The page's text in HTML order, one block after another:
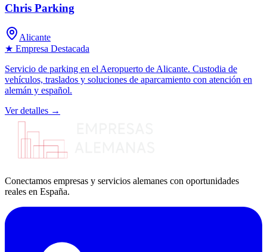
Chris Parking
Alicante
★ Empresa Destacada
Servicio de parking en el Aeropuerto de Alicante. Custodia de
vehículos, traslados y soluciones de aparcamiento con atención en
alemán y español.
Ver detalles →
Conectamos empresas y servicios alemanes con oportunidades
reales en España.